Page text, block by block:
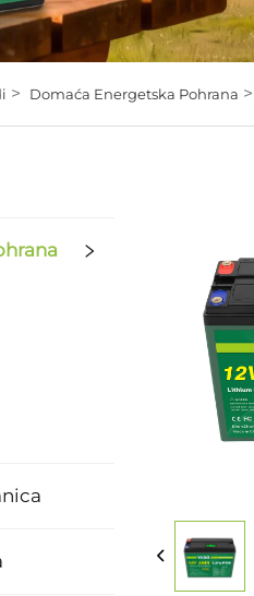
> Domaća Energetska Pohrana >